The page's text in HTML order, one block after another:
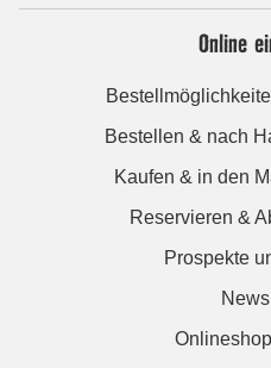
Online
Bestellen & nach
Kaufen & in den
Reservieren &
Prospekte